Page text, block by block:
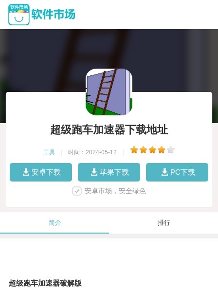
超级跑车加速器下载地址
工具 时间：2024-05-12
安卓下载 苹果下载 PC下载
安卓市场，安全绿色
简介 排行
超级跑车加速器破解版